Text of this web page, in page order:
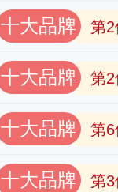
十大品牌 第2
十大品牌 第2
十大品牌 第6
十大品牌 第3